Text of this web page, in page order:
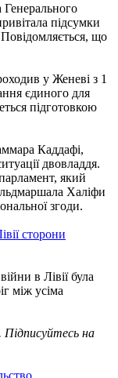
Генерального
підсумки
що
у Женеві з 1
єдиного для
підготовкою
Каддафі,
двовладдя.
який
Халіфи
згоди.
сторони
в Лівії була
між усіма
на